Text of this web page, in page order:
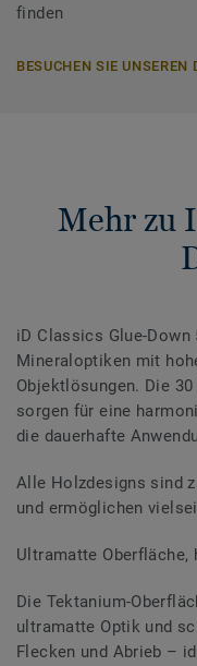
finden
BESUCHEN SIE UNSEREN
Mehr zu
iD Classics Glue-
Mineraloptiken mit
Objektlösungen. Die
sorgen für eine
die dauerhafte
Alle Holzdesigns sind
und ermöglichen
Ultramatte Oberfläche,
Die Tektanium-
ultramatte Optik und
Flecken und Abrieb –